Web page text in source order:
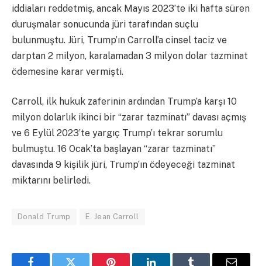
iddiaları reddetmiş, ancak Mayıs 2023’te iki hafta süren
duruşmalar sonucunda jüri tarafından suçlu
bulunmuştu. Jüri, Trump’ın Carroll’a cinsel taciz ve
darptan 2 milyon, karalamadan 3 milyon dolar tazminat
ödemesine karar vermişti.
Carroll, ilk hukuk zaferinin ardından Trump’a karşı 10
milyon dolarlık ikinci bir “zarar tazminatı” davası açmış
ve 6 Eylül 2023’te yargıç Trump’ı tekrar sorumlu
bulmuştu. 16 Ocak’ta başlayan “zarar tazminatı”
davasında 9 kişilik jüri, Trump’ın ödeyeceği tazminat
miktarını belirledi.
Donald Trump E. Jean Carroll